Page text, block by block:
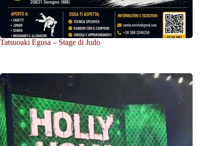
Tatsuoaki Egusa – Stage di Judo